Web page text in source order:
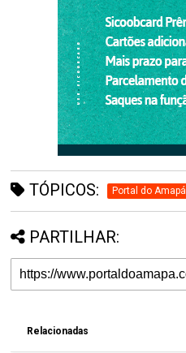
TÓPICOS: Portal do Amapá
PARTILHAR:
Relacionadas